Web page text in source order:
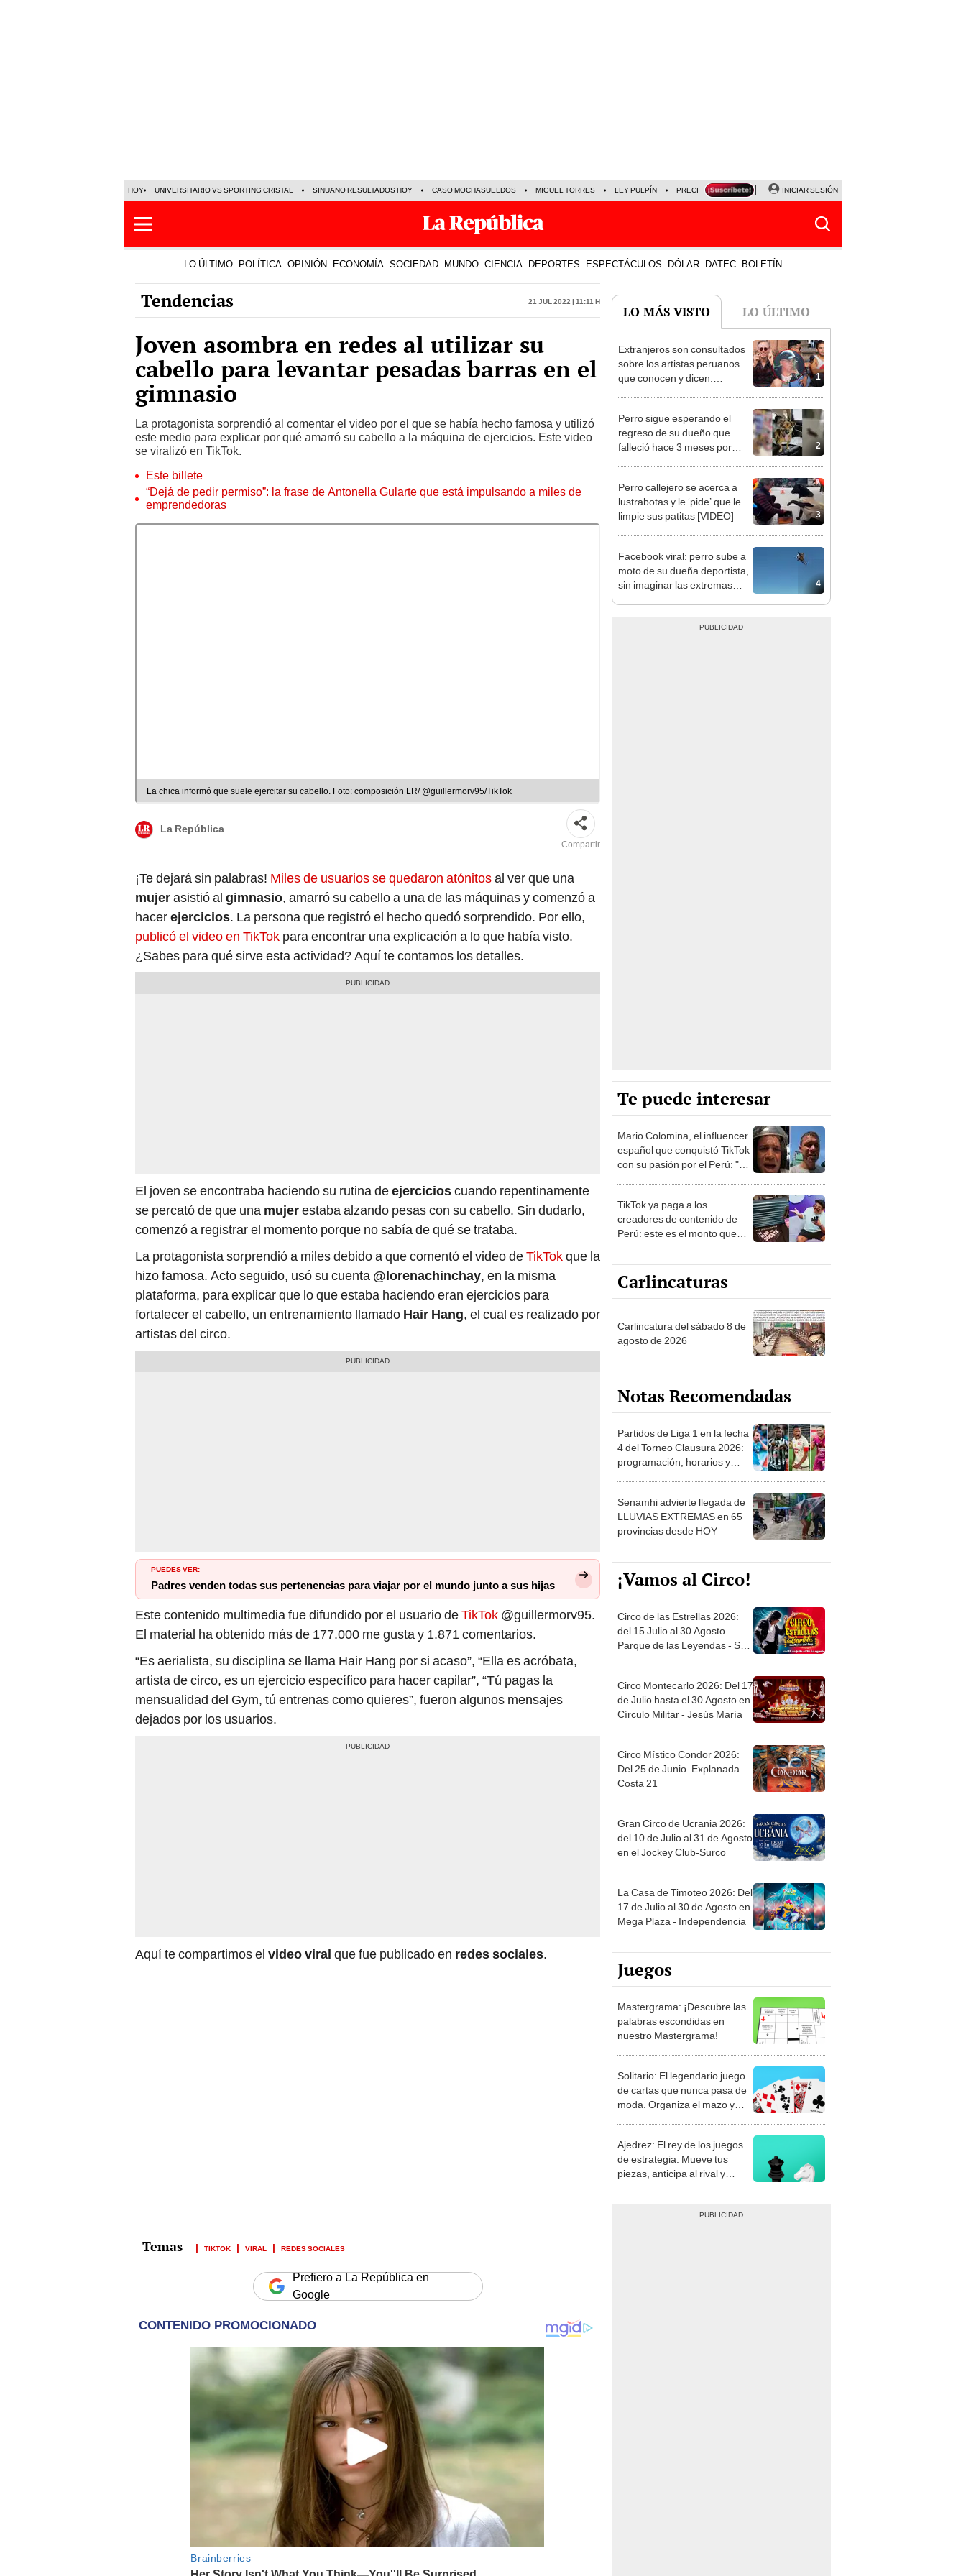
HOY UNIVERSITARIO VS SPORTING CRISTAL SINUANO RESULTADOS HOY CASO MOCHASUELDOS MIGUEL TORRES LEY PULPÍN PRECIO DEL DÓLAR CORTE DE LUZ VIERNES 7 DE AGOSTO
INICIAR SESIÓN
LO ÚLTIMO POLÍTICA OPINIÓN ECONOMÍA SOCIEDAD MUNDO CIENCIA DEPORTES ESPECTÁCULOS DÓLAR DATEC BOLETÍN
Tendencias 21 Jul 2022 | 11:11 h
Joven asombra en redes al utilizar su
cabello para levantar pesadas barras en el
gimnasio
La protagonista sorprendió al comentar el video por el que se había hecho famosa y utilizó
este medio para explicar por qué amarró su cabello a la máquina de ejercicios. Este video
se viralizó en TikTok.
Este billete
“Dejá de pedir permiso”: la frase de Antonella Gularte que está impulsando a miles de
emprendedoras
La chica informó que suele ejercitar su cabello. Foto: composición LR/ @guillermorv95/TikTok
La República
Compartir
¡Te dejará sin palabras! Miles de usuarios se quedaron atónitosal ver que una
mujerasistió al gimnasio, amarró su cabello a una de las máquinas y comenzó a
hacerejercicios. La persona que registró el hecho quedó sorprendido. Por ello,
publicó el video en TikTok para encontrar una explicación a lo que había visto.
¿Sabes para qué sirve esta actividad? Aquí te contamos los detalles.
El joven se encontraba haciendo su rutina deejercicioscuando repentinamente
se percató de que una mujerestaba alzando pesas con su cabello. Sin dudarlo,
comenzó a registrar el momento porque no sabía de qué se trataba.
La protagonista sorprendió a miles debido a que comentó el video deTikTokque la
hizo famosa. Acto seguido, usó su cuenta @lorenachinchay, en la misma
plataforma, para explicar que lo que estaba haciendo eran ejercicios para
fortalecer el cabello, un entrenamiento llamado Hair Hang, el cual es realizado por
artistas del circo.
PUEDES VER:
Padres venden todas sus pertenencias para viajar por el mundo junto a sus hijas
Este contenido multimedia fue difundido por el usuario deTikTok @guillermorv95.
El material ha obtenido más de 177.000 me gusta y 1.871 comentarios.
“Es aerialista, su disciplina se llama Hair Hang por si acaso”, “Ella es acróbata,
artista de circo, es un ejercicio específico para hacer capilar”, “Tú pagas la
mensualidad del Gym, tú entrenas como quieres”, fueron algunos mensajes
dejados por los usuarios.
Aquí te compartimos el video viral que fue publicado en redes sociales.
TIKTOK VIRAL REDES SOCIALES
Prefiero a La República en
Google
LO MÁS VISTO LO ÚLTIMO
1
Extranjeros son consultados
sobre los artistas peruanos
que conocen y dicen:
2
Perro sigue esperando el
regreso de su dueño que
falleció hace 3 meses por
3
Perro callejero se acerca a
lustrabotas y le ‘pide’ que le
limpie sus patitas [VIDEO]
4
Facebook viral: perro sube a
moto de su dueña deportista,
sin imaginar las extremas
Te puede interesar
Mario Colomina, el influencer
español que conquistó TikTok
con su pasión por el Perú: "Mi
TikTok ya paga a los
creadores de contenido de
Perú: este es el monto que
1.000 vistas
Carlincaturas
Carlincatura del sábado 8 de
agosto de 2026
Notas Recomendadas
Partidos de Liga 1 en la fecha
4 del Torneo Clausura 2026:
programación, horarios y
Senamhi advierte llegada de
LLUVIAS EXTREMAS en 65
provincias desde HOY
¡Vamos al Circo!
Circo de las Estrellas 2026:
del 15 Julio al 30 Agosto.
Parque de las Leyendas - San
Circo Montecarlo 2026: Del 17
de Julio hasta el 30 Agosto en
Círculo Militar - Jesús María
Circo Místico Condor 2026:
Del 25 de Junio. Explanada
Costa 21
Gran Circo de Ucrania 2026:
del 10 de Julio al 31 de Agosto
en el Jockey Club-Surco
La Casa de Timoteo 2026: Del
17 de Julio al 30 de Agosto en
Mega Plaza - Independencia
Juegos
Mastergrama: ¡Descubre las
palabras escondidas en
nuestro Mastergrama!
Solitario: El legendario juego
de cartas que nunca pasa de
moda. Organiza el mazo y
Ajedrez: El rey de los juegos
de estrategia. Mueve tus
piezas, anticipa al rival y